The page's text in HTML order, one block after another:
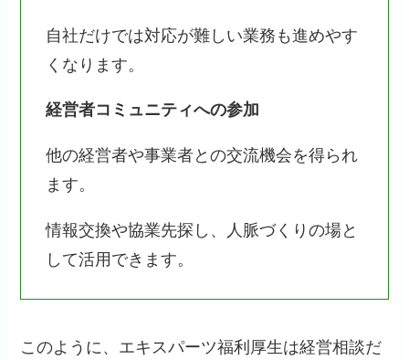
自社だけでは対応が難しい業務も進めやす
くなります。
経営者コミュニティへの参加
他の経営者や事業者との交流機会を得られ
ます。
情報交換や協業先探し、人脈づくりの場と
して活用できます。
このように、エキスパーツ福利厚生は経営相談だ